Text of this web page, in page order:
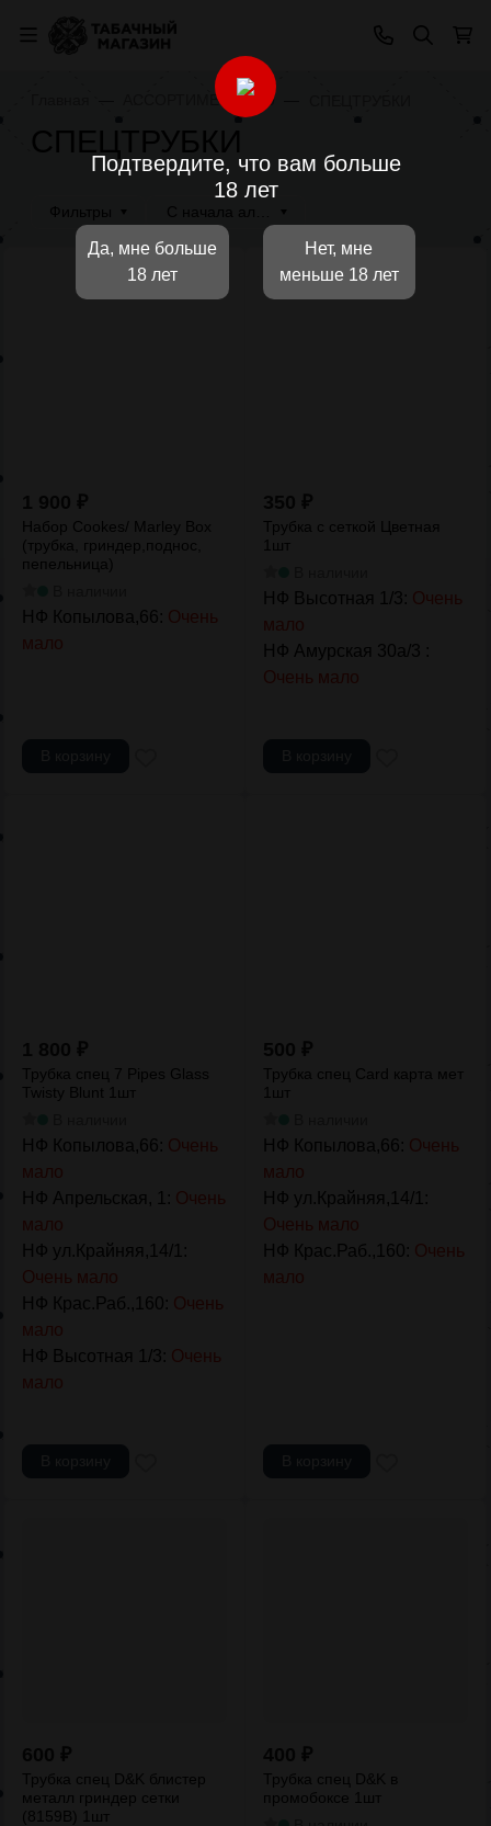
Подтвердите, что вам больше
18 лет
Да, мне больше
18 лет
Нет, мне
меньше 18 лет
АССОРТИМЕНТ 4.20
Набор Cookes/ Marley Box
(трубка, гриндер,поднос,
пепельница)
НФ Копылова,66: Очень
мало
Трубка с сеткой Цветная
1шт
НФ Высотная 1/3: Очень
мало
НФ Амурская 30а/3 :
Очень мало
Трубка спец 7 Pipes Glass
Twisty Blunt 1шт
НФ Копылова,66: Очень
мало
НФ Апрельская, 1: Очень
мало
НФ ул.Крайняя,14/1:
Очень мало
НФ Крас.Раб.,160: Очень
мало
НФ Высотная 1/3: Очень
мало
Трубка спец Card карта мет
1шт
НФ Копылова,66: Очень
мало
НФ ул.Крайняя,14/1:
Очень мало
НФ Крас.Раб.,160: Очень
мало
Трубка спец D&K блистер
металл гриндер сетки
(8159B) 1шт
Трубка спец D&K в
промобоксе 1шт